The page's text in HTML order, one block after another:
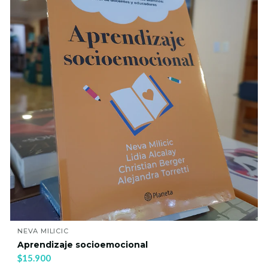
NEVA MILICIC
Aprendizaje socioemocional
$15.900